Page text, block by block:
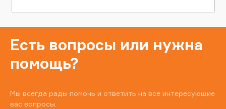
Есть вопросы или нужна
помощь?
Мы всегда рады помочь и ответить на все интересующие
вас вопросы.